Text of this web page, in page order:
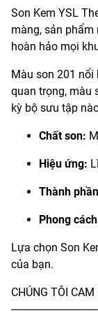
Son Kem YSL
màng, sản
hoàn hảo mọi
Màu son 201
quan trọng, màu
kỳ bộ sưu tập
Chất son:
Hiệu ứng:
Thành
Phong
Lựa chọn Son
của bạn.
CHÚNG TÔI